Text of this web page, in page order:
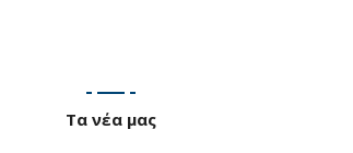
Τα νέα μας